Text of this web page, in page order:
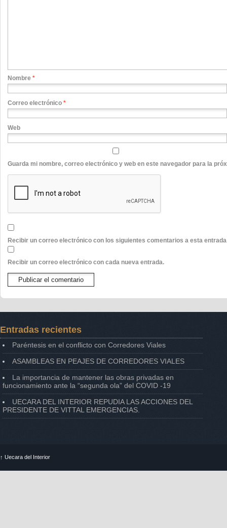
Nombre *
Correo electrónico *
Web
Guarda mi nombre, correo electrónico y web en este navegador para la
Recibir un correo electrónico con los siguientes comentarios a esta
Recibir un correo electrónico con cada nueva entrada.
Entradas recientes
Paréntesis en el conflicto con Corredores Viales
ASAMBLEAS EN PEAJES DE CORREDORES VIALES
La importancia de mantener las obras privadas en
funcionamiento ante la “segunda ola” del COVID -19
UECARA DEL INTERIOR REPUDIA LAS ACCIONES DEL
PRESIDENTE DE VITTAL EMERGENCIAS.
↑ Uecara del Interior